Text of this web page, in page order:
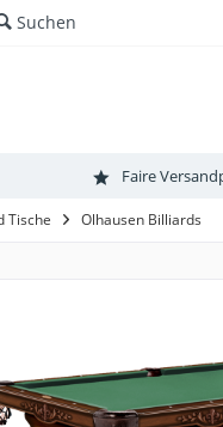
Suchen
Faire
Tische Olhausen Billiards